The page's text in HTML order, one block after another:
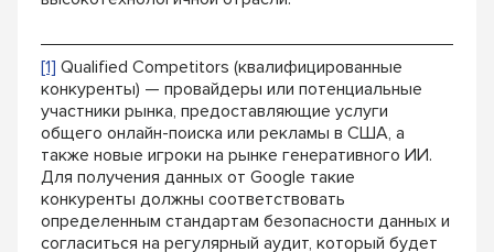
[1] Qualified Competitors (квалифицированные
конкуренты) — провайдеры или потенциальные
участники рынка, предоставляющие услуги
общего онлайн-поиска или рекламы в США, а
также новые игроки на рынке генеративного ИИ.
Для получения данных от Google такие
конкуренты должны соответствовать
определенным стандартам безопасности данных и
согласиться на регулярный аудит, который будет